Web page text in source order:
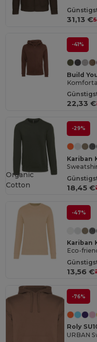
31,13 €
-41%
Build
22,33 €
-29%
Kariban
18,45 €
Organic
Cotton
-47%
Kariban
Eco-
13,56 €
-76%
Roly